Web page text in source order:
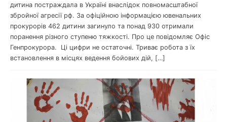
дитина постраждала в Україні внаслідок повномасштабної
збройної агресії рф. За офіційною інформацією ювенальних
прокурорів 462 дитини загинуло та понад 930 отримали
поранення різного ступеню тяжкості. Про це повідомляє Офіс
Генпрокурора. Ці цифри не остаточні. Триває робота з їх
встановлення в місцях ведення бойових дій, […]